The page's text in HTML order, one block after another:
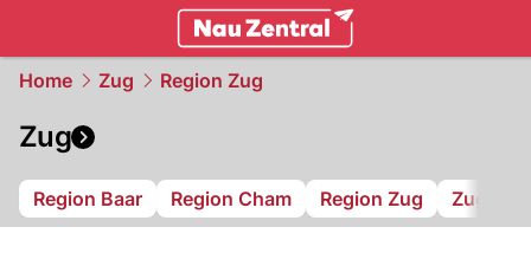
Home Zug Region Zug
Zug
Region Baar Region Cham Region Zug Zug 94